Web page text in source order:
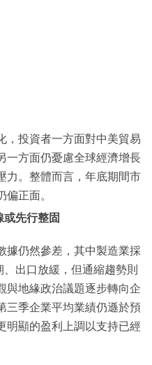
，投資者一方面對中美貿易
一方面仍憂慮全球經濟增長
力。整體而言，年底期間市
正面。
先行整固
據仍然參差，其中製造業採
出口放緩，但通縮趨勢則
與地緣政治議題逐步轉向企
三季企業平均業績仍遜於預
明顯的盈利上調以支持已經